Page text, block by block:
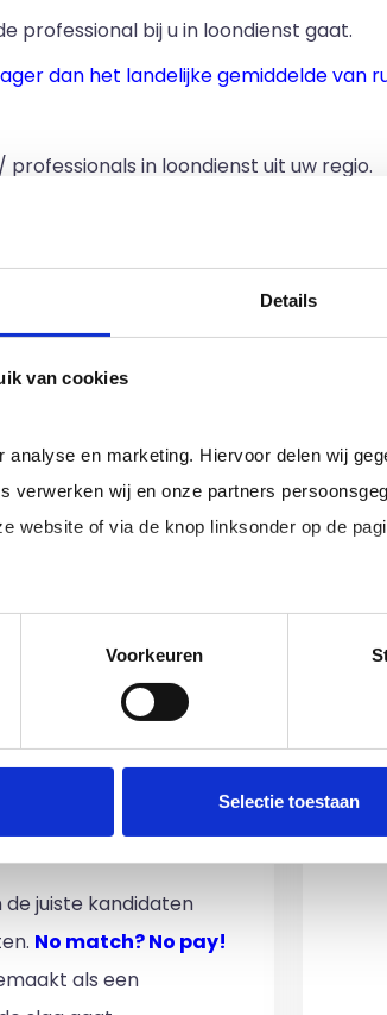
Details
van cookies
analyse en marketing. Hiervoor delen wij
verwerken wij en onze partners
website of via de knop linksonder op de
Voorkeuren
Selectie toestaan
professional bij u in loondienst gaat.
dan het landelijke gemiddelde van
in loondienst uit uw regio.
eperkingen (EMB) zijn
van
Begeleider EMB kunnen uiteraard
bij Bureau Ad Interim
van de cliënt;
voor de cliënt;
zijn of haar eigen leven.
freelance
(of iemand
juiste kandidaten
No match? No pay!
als een